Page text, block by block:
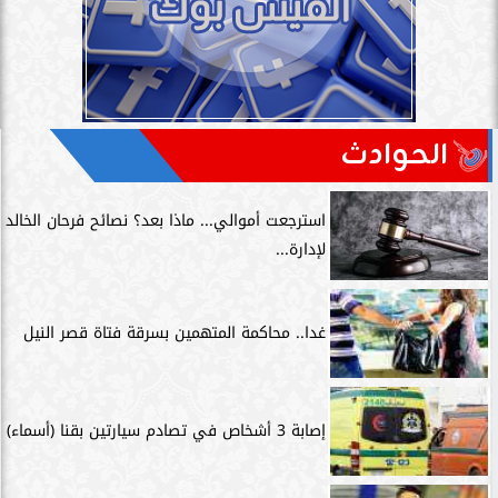
الحوادث
استرجعت أموالي... ماذا بعد؟ نصائح فرحان الخالد
لإدارة...
غدا.. محاكمة المتهمين بسرقة فتاة قصر النيل
إصابة 3 أشخاص في تصادم سيارتين بقنا (أسماء)